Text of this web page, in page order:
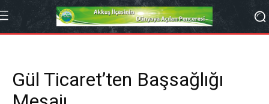
Gül Ticaret’ten Başsağlığı